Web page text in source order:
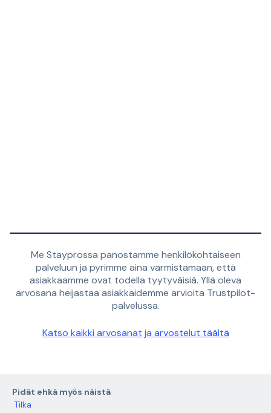
Me Stayprossa panostamme henkilökohtaiseen
palveluun ja pyrimme aina varmistamaan, että
asiakkaamme ovat todella tyytyväisiä. Yllä oleva
arvosana heijastaa asiakkaidemme arvioita Trustpilot-
palvelussa.
Katso kaikki arvosanat ja arvostelut täältä
Pidät ehkä myös näistä
Tilka